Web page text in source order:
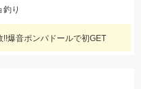
釣り
爆音ポンパドールで初GET